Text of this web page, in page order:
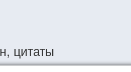
цитаты